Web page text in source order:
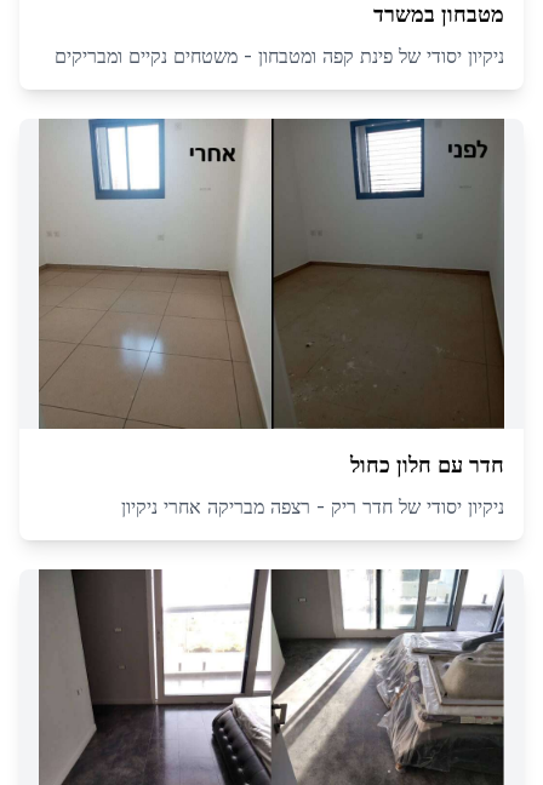
מטבחון במשרד
ניקיון יסודי של פינת קפה ומטבחון - משטחים נקיים ומבריקים
חדר עם חלון כחול
ניקיון יסודי של חדר ריק - רצפה מבריקה אחרי ניקיון